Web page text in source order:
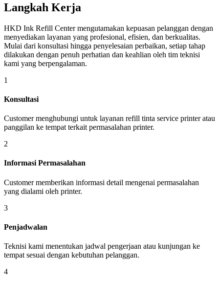
Langkah Kerja
HKD Ink Refill Center mengutamakan kepuasan pelanggan dengan
menyediakan layanan yang profesional, efisien, dan berkualitas.
Mulai dari konsultasi hingga penyelesaian perbaikan, setiap tahap
dilakukan dengan penuh perhatian dan keahlian oleh tim teknisi
kami yang berpengalaman.
1
Konsultasi
Customer menghubungi untuk layanan refill tinta service printer atau
panggilan ke tempat terkait permasalahan printer.
2
Informasi Permasalahan
Customer memberikan informasi detail mengenai permasalahan
yang dialami oleh printer.
3
Penjadwalan
Teknisi kami menentukan jadwal pengerjaan atau kunjungan ke
tempat sesuai dengan kebutuhan pelanggan.
4